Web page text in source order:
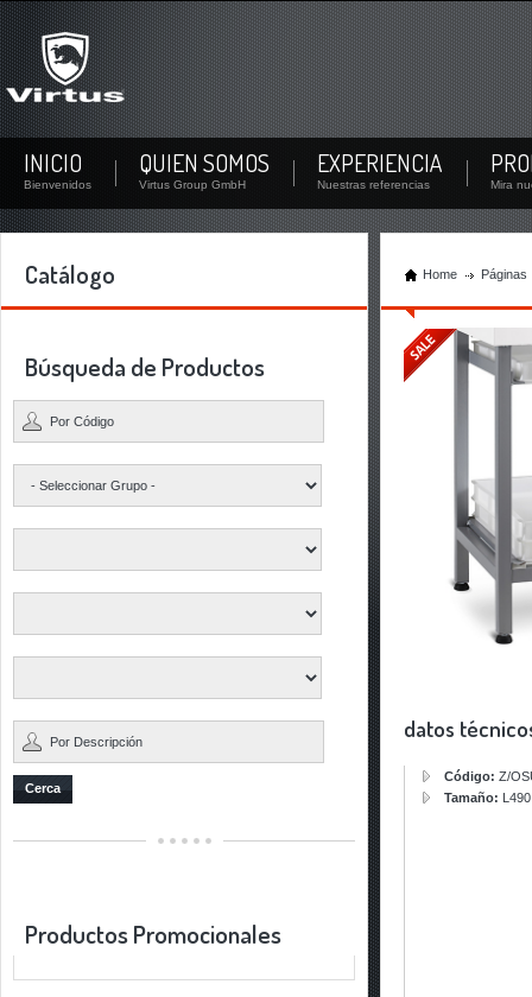
Aún no eres miembro?
¡Inscríbete ahora! Al crear una cuenta, puede ver la documentación de su negocio ...
¿No eres miembro todavía? Crear un usuario
INICIO
Bienvenidos
QUIEN SOMOS
Virtus Group GmbH
EXPERIENCIA
Nuestras referencias Mira
Catálogo Home Páginas
Búsqueda de Productos
Cerca
Productos Promocionales
datos
Código: Z/
Tamaño: